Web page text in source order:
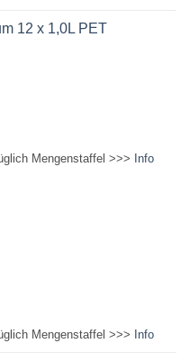
12 x 1,0L PET
Mengenstaffel >>>
Info
Mengenstaffel >>>
Info